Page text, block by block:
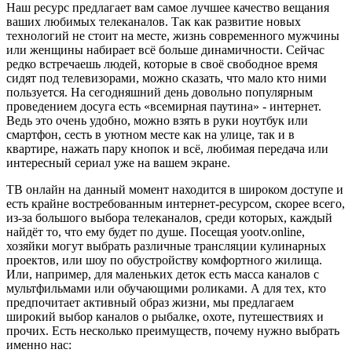
Наш ресурс предлагает вам самое лучшее качество вещания
ваших любимых телеканалов. Так как развитие новых
технологий не стоит на месте, жизнь современного мужчины
или женщины набирает всё больше динамичности. Сейчас
редко встречаешь людей, которые в своё свободное время
сидят под телевизорами, можно сказать, что мало кто ними
пользуется. На сегодняшний день довольно популярным
проведением досуга есть «всемирная паутина» - интернет.
Ведь это очень удобно, можно взять в руки ноутбук или
смартфон, сесть в уютном месте как на улице, так и в
квартире, нажать пару кнопок и всё, любимая передача или
интересный сериал уже на вашем экране.
ТВ онлайн на данный момент находится в широком доступе и
есть крайне востребованным интернет-ресурсом, скорее всего,
из-за большого выбора телеканалов, среди которых, каждый
найдёт то, что ему будет по душе. Посещая yootv.online,
хозяйки могут выбрать различные трансляции кулинарных
проектов, или шоу по обустройству комфортного жилища.
Или, например, для маленьких деток есть масса каналов с
мультфильмами или обучающими роликами. А для тех, кто
предпочитает активный образ жизни, мы предлагаем
широкий выбор каналов о рыбалке, охоте, путешествиях и
прочих. Есть несколько преимуществ, почему нужно выбрать
именно нас: